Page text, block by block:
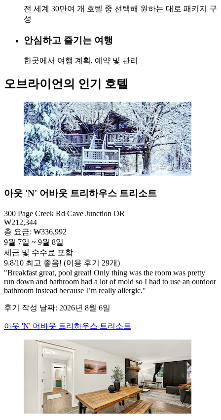
전 세계 30만여 개 호텔 중 선택해 원하는 대로 패키지 구
성
안심하고 즐기는 여행
한곳에서 여행 계획, 예약 및 관리
오브라이언의 인기 호텔
아웃 'N' 어바웃 트리하우스 트리소트
300 Page Creek Rd Cave Junction OR
₩212,344
총 요금: ₩336,992
9월 7일 ~ 9월 8일
세금 및 수수료 포함
9.8/10 최고 좋음! (이용 후기 29개)
"Breakfast great, pool great! Only thing was the room was pretty
run down and bathroom had a lot of mold so I had to use an outdoor
bathroom instead because I’m really allergic."
후기 작성 날짜: 2026년 8월 6일
아웃 'N' 어바웃 트리하우스 트리소트